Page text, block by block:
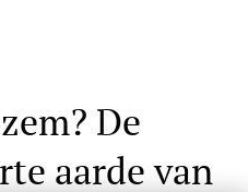
De
aarde van